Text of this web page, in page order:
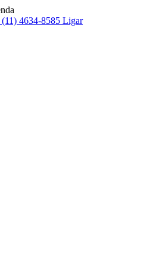
(11) 4634-8585 Ligar